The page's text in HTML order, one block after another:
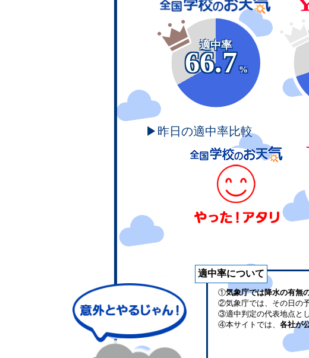
適中率
66.7
%
▶昨日の適中率比較
適中率について
①気象庁では降水の有無
②気象庁では、その日の
③適中判定の代表地点と
④本サイトでは、 各社が